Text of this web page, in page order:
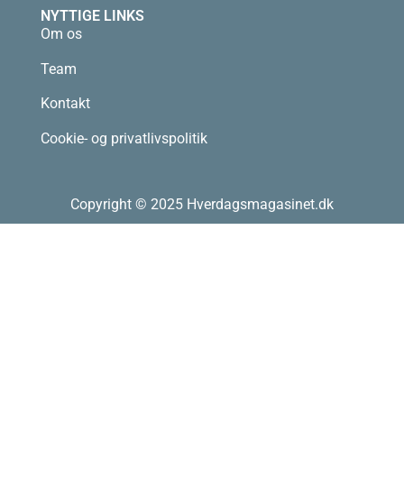
NYTTIGE LINKS
Om os
Team
Kontakt
Cookie- og privatlivspolitik
Copyright © 2025 Hverdagsmagasinet.dk